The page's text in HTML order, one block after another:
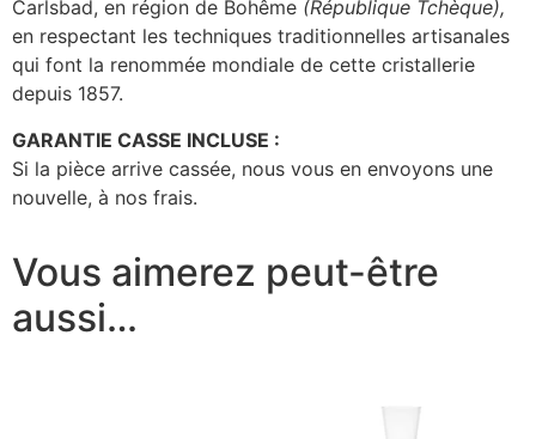
Carlsbad, en région de Bohême (République Tchèque),
en respectant les techniques traditionnelles artisanales
qui font la renommée mondiale de cette cristallerie
depuis 1857.
GARANTIE CASSE INCLUSE :
Si la pièce arrive cassée, nous vous en envoyons une
nouvelle, à nos frais.
Vous aimerez peut-être
aussi…